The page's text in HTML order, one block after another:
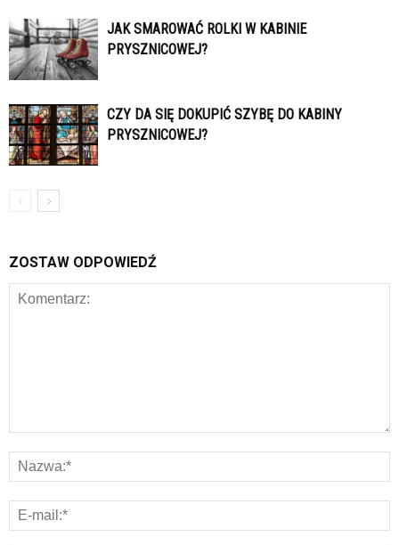
JAK SMAROWAĆ ROLKI W KABINIE
PRYSZNICOWEJ?
CZY DA SIĘ DOKUPIĆ SZYBĘ DO KABINY
PRYSZNICOWEJ?
ZOSTAW ODPOWIEDŹ